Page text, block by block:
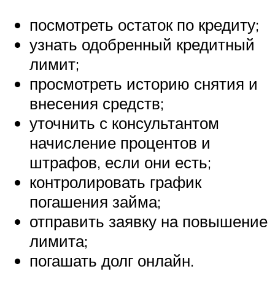
посмотреть остаток по кредиту;
узнать одобренный кредитный
лимит;
просмотреть историю снятия и
внесения средств;
уточнить с консультантом
начисление процентов и
штрафов, если они есть;
контролировать график
погашения займа;
отправить заявку на повышение
лимита;
погашать долг онлайн.